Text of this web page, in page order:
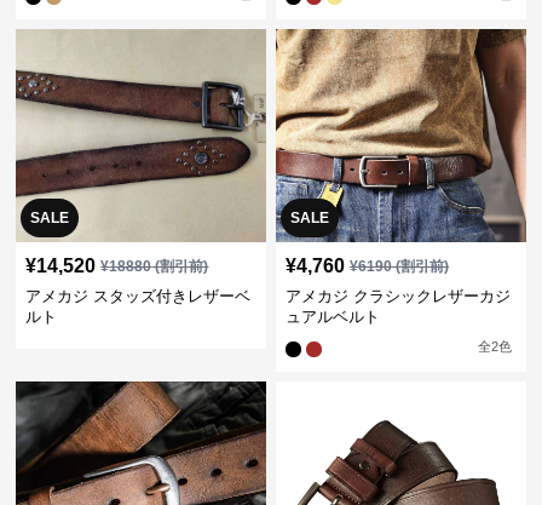
SALE
¥14,520 ¥18880(割引前)
アメカジ スタッズ付きレザーベ
ルト
SALE
¥4,760 ¥6190(割引前)
アメカジ クラシックレザーカジ
ュアルベルト
全2色